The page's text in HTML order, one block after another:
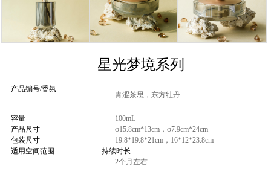
星光梦境系列
产品编号/香氛
青涩茶思，东方牡丹
容量
100mL
产品尺寸
φ15.8cm*13cm，φ7.9cm*24cm
包装尺寸
19.8*19.8*21cm，16*12*23.8cm
适用空间范围
持续时长
2个月左右